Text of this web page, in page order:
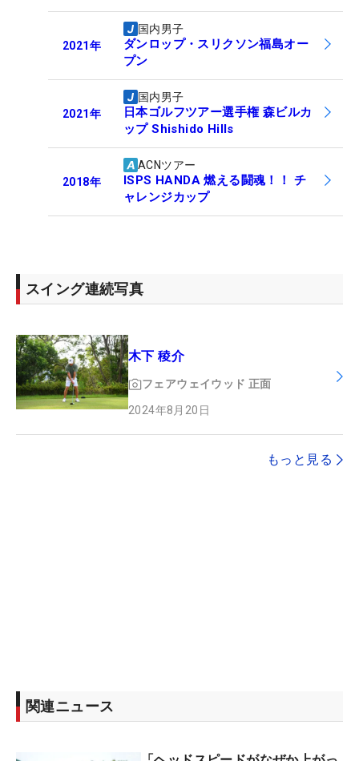
2021年
国内男子
ダンロップ・スリクソン福島オー
プン
2021年
国内男子
日本ゴルフツアー選手権 森ビルカ
ップ Shishido Hills
2018年
ACNツアー
ISPS HANDA 燃える闘魂！！ チ
ャレンジカップ
スイング連続写真
木下 稜介
フェアウェイウッド 正面
2024年8月20日
もっと見る
関連ニュース